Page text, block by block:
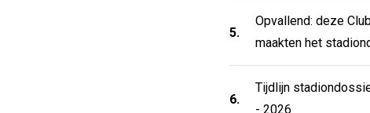
5.
Opvallend: deze
maakten het
6.
Tijdlijn
- 2026